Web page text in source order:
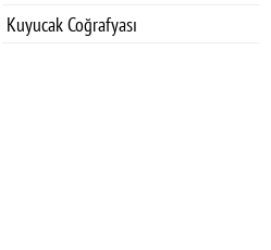
Kuyucak Coğrafyası